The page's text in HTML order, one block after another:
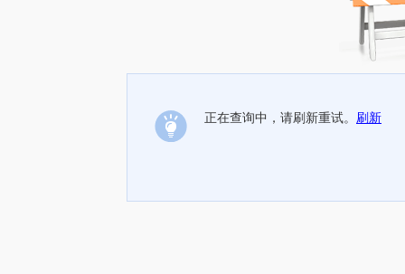
正在查询中，请刷新重试。 刷新